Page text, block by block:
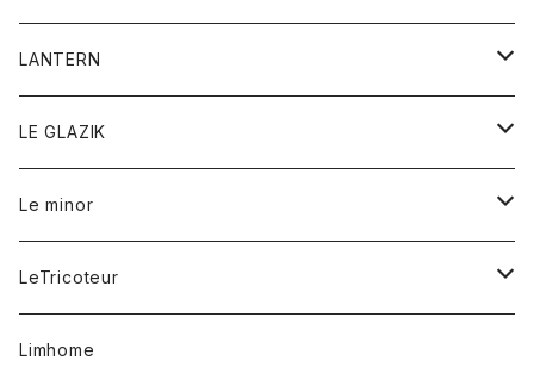
フリース
マフラー
リング
バンダナ
ジャケット
オーバーオール
ショートパンツ
レディース
アウター
カーディガン
シャツ
オーバーオール
ショートパンツ
レディース
オーバーオール
シャツ
ワンピース
ワンピース
Gジャケット
スウェット
帽子
アウター
LANTERN
アウター
Tシャツ
LE GLAZIK
レディース
コート
シャツ
Le minor
ボトム
スカート
レディース
LeTricoteur
カーディガン
Limhome